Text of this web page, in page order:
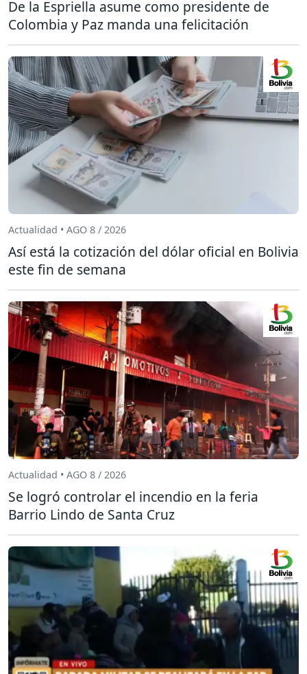
De la Espriella asume como presidente de
Colombia y Paz manda una felicitación
Actualidad • AGO 8 / 2026
Así está la cotización del dólar oficial en Bolivia
este fin de semana
Actualidad • AGO 8 / 2026
Se logró controlar el incendio en la feria
Barrio Lindo de Santa Cruz